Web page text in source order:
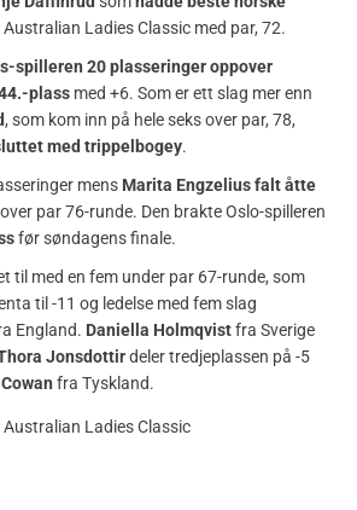
Ladies Classic med par, 72.
spilleren 20 plasseringer oppover
plass med +6. Som er ett slag mer enn
, som kom inn på hele seks over par, 78,
med trippelbogey.
mens Marita Engzelius falt åtte
par 76-runde. Den brakte Oslo-spilleren
før søndagens finale.
til med en fem under par 67-runde, som
til -11 og ledelse med fem slag
England. Daniella Holmqvistfra Sverige
Jonsdottirdeler tredjeplassen på -5
fra Tyskland.